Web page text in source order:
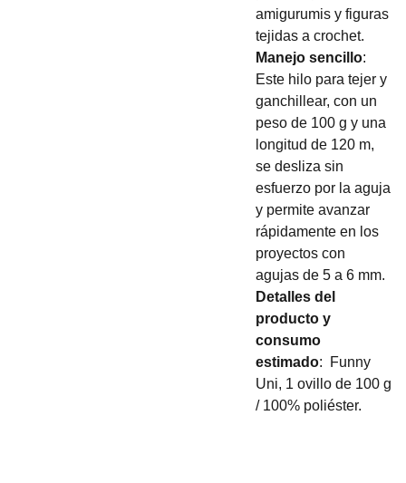
amigurumis y figuras
tejidas a crochet.
Manejo sencillo:
Este hilo para tejer y
ganchillear, con un
peso de 100 g y una
longitud de 120 m,
se desliza sin
esfuerzo por la aguja
y permite avanzar
rápidamente en los
proyectos con
agujas de 5 a 6 mm.
Detalles del
producto y
consumo
estimado: Funny
Uni, 1 ovillo de 100 g
/ 100% poliéster.